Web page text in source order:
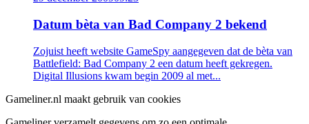
Datum bèta van Bad Company 2 bekend
Zojuist heeft website GameSpy aangegeven dat de bèta van
Battlefield: Bad Company 2 een datum heeft gekregen.
Digital Illusions kwam begin 2009 al met...
Gameliner.nl maakt gebruik van cookies